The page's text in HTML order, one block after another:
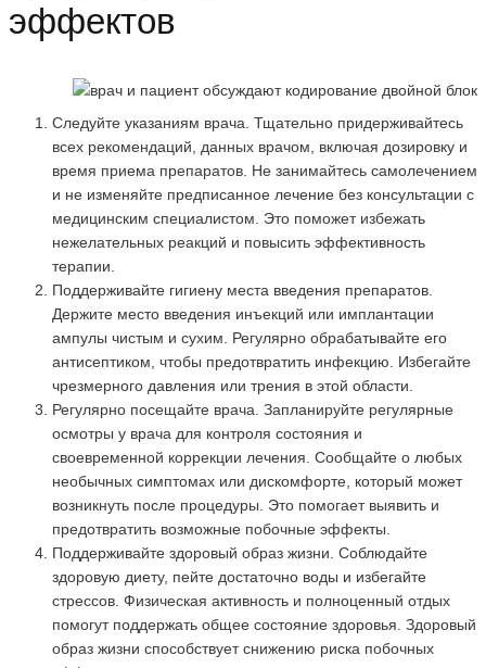
эффектов
Следуйте указаниям врача. Тщательно придерживайтесь
всех рекомендаций, данных врачом, включая дозировку и
время приема препаратов. Не занимайтесь самолечением
и не изменяйте предписанное лечение без консультации с
медицинским специалистом. Это поможет избежать
нежелательных реакций и повысить эффективность
терапии.
Поддерживайте гигиену места введения препаратов.
Держите место введения инъекций или имплантации
ампулы чистым и сухим. Регулярно обрабатывайте его
антисептиком, чтобы предотвратить инфекцию. Избегайте
чрезмерного давления или трения в этой области.
Регулярно посещайте врача. Запланируйте регулярные
осмотры у врача для контроля состояния и
своевременной коррекции лечения. Сообщайте о любых
необычных симптомах или дискомфорте, который может
возникнуть после процедуры. Это помогает выявить и
предотвратить возможные побочные эффекты.
Поддерживайте здоровый образ жизни. Соблюдайте
здоровую диету, пейте достаточно воды и избегайте
стрессов. Физическая активность и полноценный отдых
помогут поддержать общее состояние здоровья. Здоровый
образ жизни способствует снижению риска побочных